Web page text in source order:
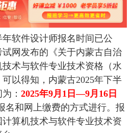
年软件设计师报名时间已公
网发布的《关于内蒙古自治
技术与软件专业技术资格（水
以得知，内蒙古2025年下半
： 2025年9月1日—9月16日
名和网上缴费的方式进行。报
算机技术与软件专业技术资